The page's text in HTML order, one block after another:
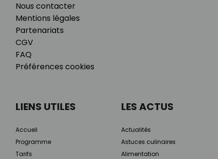
Nous contacter
Mentions légales
Partenariats
CGV
FAQ
Préférences cookies
LIENS UTILES
Accueil
Programme
Tarifs
LES ACTUS
Actualités
Astuces culinaires
Alimentation